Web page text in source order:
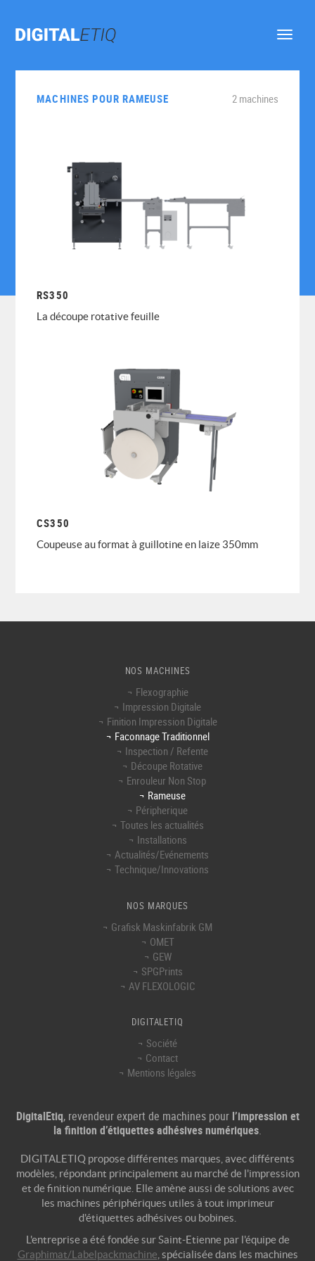
Ouvrir
2 machines
MACHINES POUR RAMEUSE
RS350
La découpe rotative feuille
CS350
Coupeuse au format à guillotine en laize 350mm
NOS MACHINES
Flexographie
Impression Digitale
Finition Impression Digitale
Faconnage Traditionnel
Inspection / Refente
Découpe Rotative
Enrouleur Non Stop
Rameuse
Péripherique
Toutes les actualités
Installations
Actualités/Evénements
Technique/Innovations
NOS MARQUES
Grafisk Maskinfabrik GM
OMET
GEW
SPGPrints
AV FLEXOLOGIC
DIGITALETIQ
Société
Contact
Mentions légales
DigitalEtiq, revendeur expert de machines pour l’impression et
la finition d’étiquettes adhésives numériques.
DIGITALETIQ propose différentes marques, avec différents
modèles, répondant principalement au marché de l'impression
et definition numérique. Elle amène aussi de solutions avec
les machines périphériques utiles à tout imprimeur
d'étiquettes adhésives ou bobines.
L'entreprise a été fondée sur Saint-Etienne par l'équipe de
Graphimat/Labelpackmachine , spécialisée dans les machines